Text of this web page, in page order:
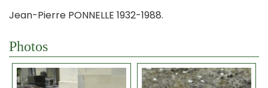
Jean-Pierre PONNELLE 1932-1988.
Photos